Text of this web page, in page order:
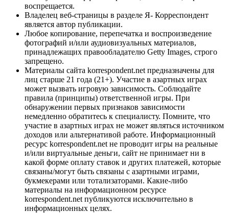
воспрещается.
Владелец веб-страницы в разделе Я- Корреспондент
является автор публикации.
Любое копирование, перепечатка и воспроизведение
фотографий и/или аудиовизуальных материалов,
принадлежащих правообладателю Getty Images, строго
запрещено.
Материалы сайта korrespondent.net предназначены для
лиц старше 21 года (21+). Участие в азартных играх
может вызвать игровую зависимость. Соблюдайте
правила (принципы) ответственной игры. При
обнаружении первых признаков зависимости
немедленно обратитесь к специалисту. Помните, что
участие в азартных играх не может являться источником
доходов или альтернативой работе. Информационный
ресурс korrespondent.net не проводит игры на реальные
и/или виртуальные деньги, сайт не принимает ни в
какой форме оплату ставок и других платежей, которые
связаны/могут быть связаны с азартными играми,
букмекерами или тотализаторами. Какие-либо
материалы на информационном ресурсе
korrespondent.net публикуются исключительно в
информационных целях.